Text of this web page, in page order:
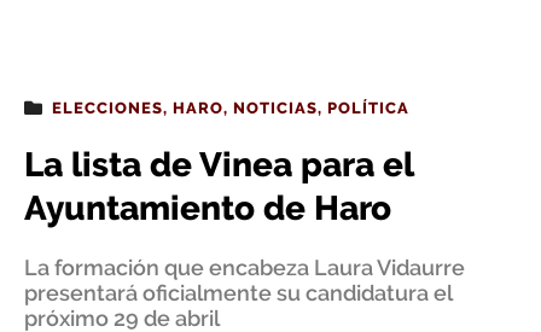
ELECCIONES, HARO, NOTICIAS, POLÍTICA
La lista de Vinea para el
Ayuntamiento de Haro
La formación que encabeza Laura Vidaurre
presentará oficialmente su candidatura el
próximo 29 de abril